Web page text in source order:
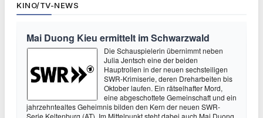
KINO/TV-NEWS
Mai Duong Kieu ermittelt im Schwarzwald
Die Schauspielerin übernimmt neben
Julia Jentsch eine der beiden
Hauptrollen in der neuen sechsteiligen
SWR-Krimiserie, deren Dreharbeiten bis
Oktober laufen. Ein rätselhafter Mord,
eine abgeschottete Gemeinschaft und ein
jahrzehntealtes Geheimnis bilden den Kern der neuen SWR-
Serie Keltenburg (AT). Im Mittelpunkt steht dabei auch Mai Duong